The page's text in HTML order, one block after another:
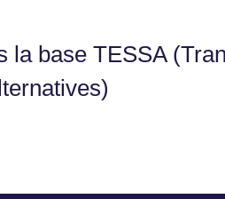
la base TESSA